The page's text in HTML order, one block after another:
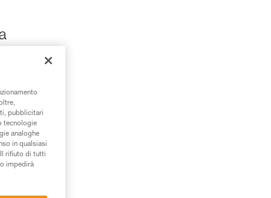
pubblicitari
tecnologie
analoghe
in qualsiasi
rifiuto di tutti
impedirà